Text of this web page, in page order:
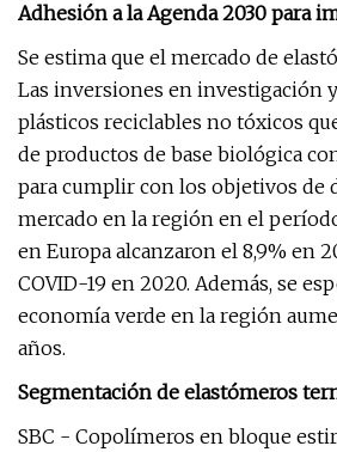
Adhesión a la Agenda 2030 para
Se estima que el mercado de
Las inversiones en investigación
plásticos reciclables no tóxicos
de productos de base biológica
para cumplir con los objetivos de
mercado en la región en el
en Europa alcanzaron el 8,9% en
COVID-19 en 2020. Además, se
economía verde en la región
años.
Segmentación de elastómeros
SBC - Copolímeros en bloque